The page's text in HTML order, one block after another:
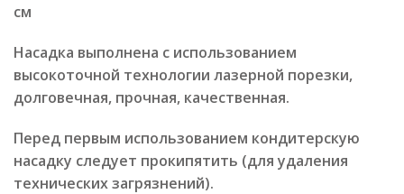
см
Насадка выполнена с использованием
высокоточной технологии лазерной порезки,
долговечная, прочная, качественная.
Перед первым использованием кондитерскую
насадку следует прокипятить (для удаления
технических загрязнений).